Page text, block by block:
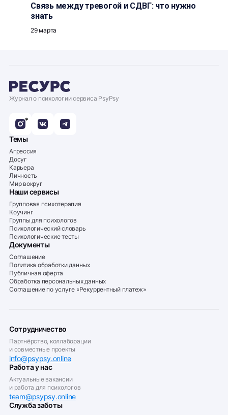
Связь между тревогой и СДВГ: что нужно
знать
29 марта
Журнал о психологии сервиса PsyPsy
*
Темы
Агрессия
Досуг
Карьера
Личность
Мир вокруг
Наши сервисы
Групповая психотерапия
Коучинг
Группы для психологов
Психологический словарь
Психологические тесты
Документы
Соглашение
Политика обработки данных
Публичная оферта
Обработка персональных данных
Соглашение по услуге «Рекуррентный платеж»
Сотрудничество
Партнёрство, коллаборации
и совместные проекты
info@psypsy.online
Работа у нас
Актуальные вакансии
и работа для психологов
team@psypsy.online
Служба заботы